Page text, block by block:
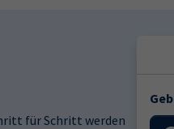
für Schritt werden